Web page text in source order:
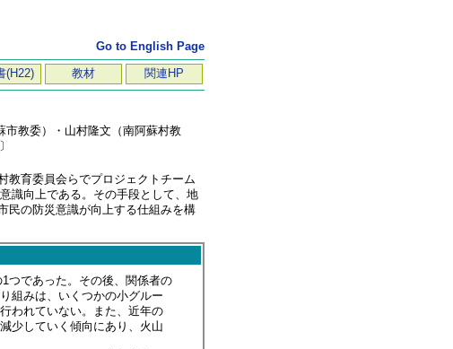
Go to English Page
(H22) 教材 関連HP
市教委）・山村隆文（南阿蘇村教
教育委員会らでプロジェクトチーム
識向上である。その手段として、地
民の防災意識が向上する仕組みを構
つであった。その後、関係者の
組みは、いくつかの小グルー
われていない。また、近年の
少していく傾向にあり、火山